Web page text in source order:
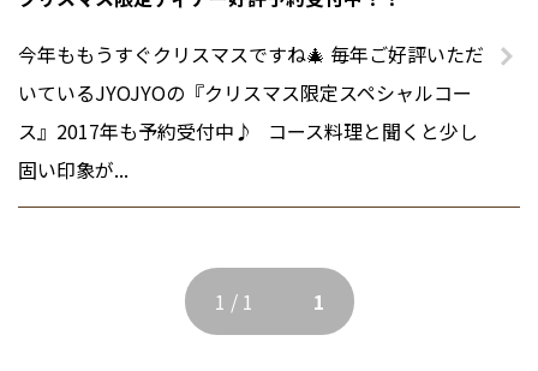
今年ももうすぐクリスマスですね🎄 毎年ご好評いただ
いているJYOJYOの『クリスマス限定スペシャルコー
ス』2017年も予約受付中♪ コース料理と聞くと少し
固い印象が...
1 / 1 1